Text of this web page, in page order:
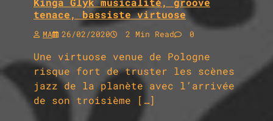
tenace, bassiste virtuose
MA 26/02/2020 2 Min Read 0
Une virtuose venue de Pologne
risque fort de truster les scènes
jazz de la planète avec l’arrivée
de son troisième […]